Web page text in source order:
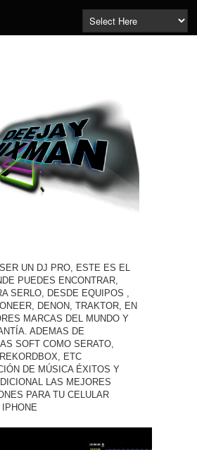
UN DJ PRO, ESTE ES EL
PUEDES ENCONTRAR,
SERLO, DESDE EQUIPOS ,
DENON, TRAKTOR, EN
MARCAS DEL MUNDO Y
ADEMAS DE
SOFT COMO SERATO,
ETC
DE MÚSICA ÉXITOS Y
LAS MEJORES
PARA TU CELULAR